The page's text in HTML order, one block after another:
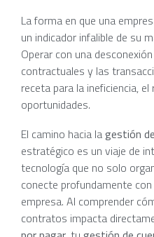
La forma en que una
un indicador infalible de su
Operar con una
contractuales y las
receta para la ineficiencia,
oportunidades.
El camino hacia lagestión
estratégico es un viaje de
tecnología que no solo
conecte profundamente
empresa. Al comprender
contratos impacta